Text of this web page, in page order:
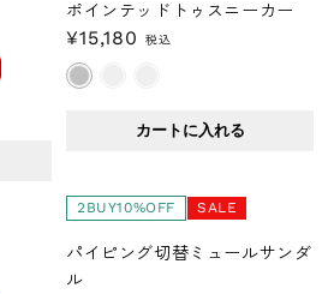
ポインテッドトゥスニーカー
通
常
価
¥15,180 税込
カートに入れる
2BUY10%OFF SALE
パイピング切替ミュールサンダ
ル